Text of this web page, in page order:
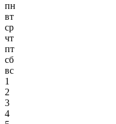
пн
вт
ср
чт
пт
сб
вс
1
2
3
4